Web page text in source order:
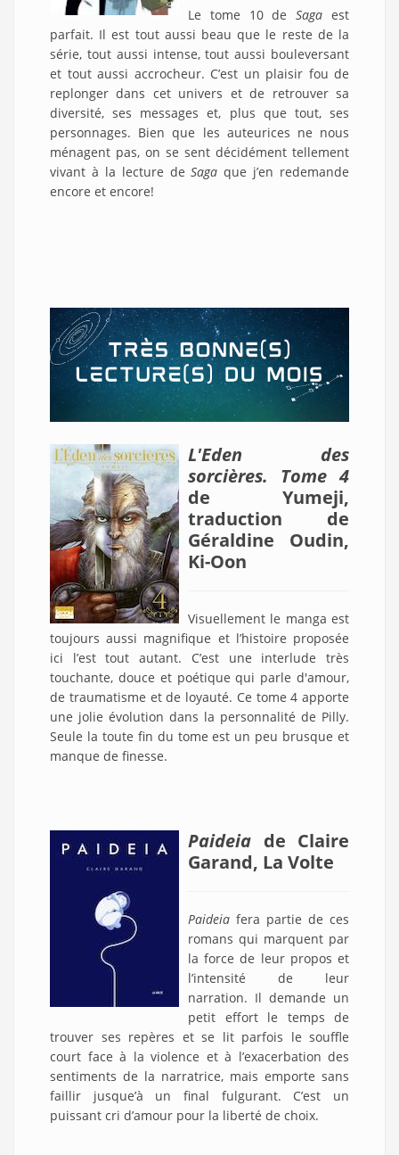
Le tome 10 deSagaest
parfait. Il est tout aussi beau que le reste de la
série, tout aussi intense, tout aussi bouleversant
et tout aussi accrocheur. C’est un plaisir fou de
replonger dans cet univers et de retrouver sa
diversité, ses messages et, plus que tout, ses
personnages. Bien que les auteurices ne nous
ménagent pas, on se sent décidément tellement
vivant à la lecture deSaga que j’en redemande
encore et encore!
L'Eden des
sorcières. Tome 4
de Yumeji,
traduction de
Géraldine Oudin,
Ki-Oon
Visuellement le manga est
toujours aussi magnifique et l’histoire proposée
ici l’est tout autant. C’est une interlude très
touchante, douce et poétique qui parle d'amour,
de traumatisme et de loyauté. Ce tome 4 apporte
une jolie évolution dans la personnalité de Pilly.
Seule la toute fin du tome est un peu brusque et
manque de finesse.
Paideia de Claire
Garand, La Volte
Paideia fera partie de ces
romans qui marquent par
la force de leur propos et
l’intensité de leur
narration. Il demande un
petit effort le temps de
trouver ses repères et se lit parfois le souffle
court face à la violence et à l’exacerbation des
sentiments de la narratrice, mais emporte sans
faillir jusque’à un final fulgurant. C’est un
puissant cri d’amour pour la liberté de choix.